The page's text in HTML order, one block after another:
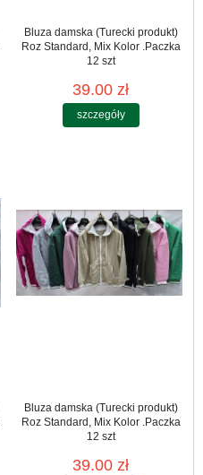
Bluza damska (Turecki produkt)
Roz Standard, Mix Kolor .Paczka
12 szt
39.00 zł
szczegóły
Bluza damska (Turecki produkt)
Roz Standard, Mix Kolor .Paczka
12 szt
39.00 zł